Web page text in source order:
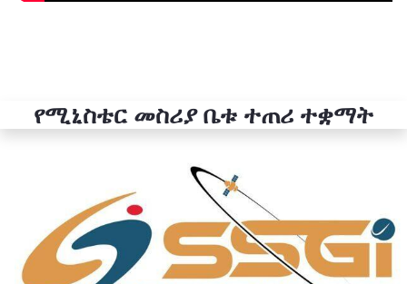
የሚኒስቴር መስሪያ ቤቱ ተጠሪ ተቋማት